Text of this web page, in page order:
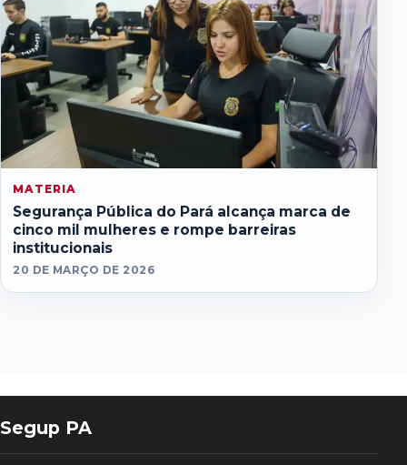
MATERIA
Segurança Pública do Pará alcança marca de
cinco mil mulheres e rompe barreiras
institucionais
20 DE MARÇO DE 2026
Segup PA